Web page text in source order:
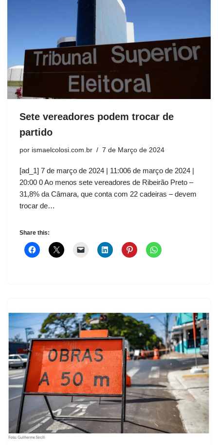
Sete vereadores podem trocar de
partido
por ismaelcolosi.com.br 7 de Março de 2024
[ad_1] 7 de março de 2024 | 11:006 de março de 2024 |
20:00 0 Ao menos sete vereadores de Ribeirão Preto –
31,8% da Câmara, que conta com 22 cadeiras – devem
trocar de…
Share this: